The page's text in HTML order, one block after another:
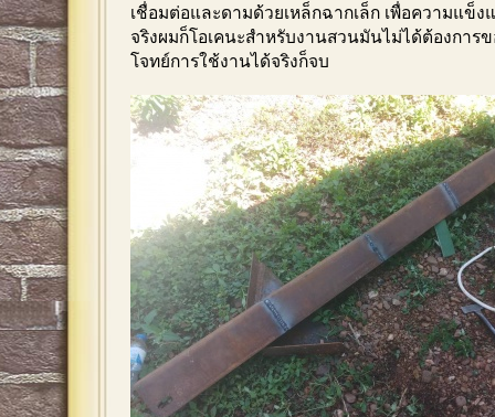
เชื่อมต่อและดามด้วยเหล็กฉากเล็ก เพื่อความแข็
จริงผมก็โอเคนะสำหรับงานสวนมันไม่ได้ต้องการ
โจทย์การใช้งานได้จริงก็จบ